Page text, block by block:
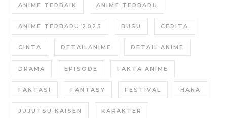
ANIME TERBAIK ANIME TERBARU
ANIME TERBARU 2025 BUSU CERITA
CINTA DETAILANIME DETAIL ANIME
DRAMA EPISODE FAKTA ANIME
FANTASI FANTASY FESTIVAL HANA
JUJUTSU KAISEN KARAKTER